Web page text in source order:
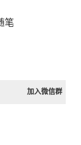
笔
加入微信群